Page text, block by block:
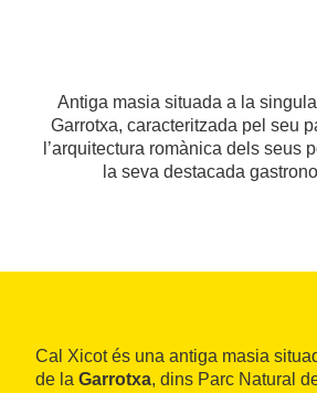
Antiga masia situada a la
Garrotxa, caracteritzada pel seu
l’arquitectura romànica dels seus
la seva destacada
Cal Xicot és una antiga masia
de la Garrotxa, dins Parc Natural